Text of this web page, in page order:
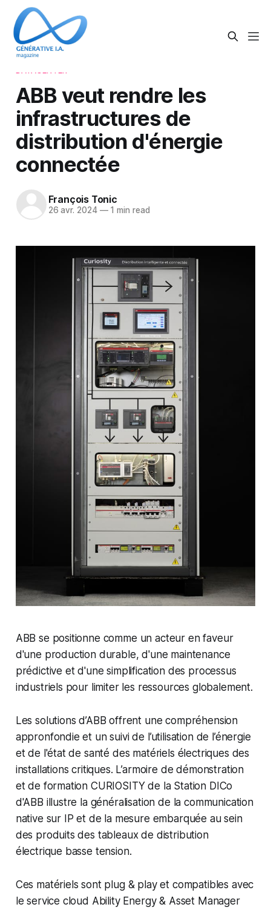
ABB veut rendre les
infrastructures de
distribution d'énergie
connectée
François Tonic
26 avr. 2024 —1 min read
ABB se positionne comme un acteur en faveur
d'une production durable, d'une maintenance
prédictive et d'une simplification des processus
industriels pour limiter les ressources globalement.
Les solutions d’ABB offrent une compréhension
appronfondie et un suivi de l’utilisation de l’énergie
et de l'état de santé des matériels électriques des
installations critiques. L’armoire de démonstration
et de formation CURIOSITY de la Station DICo
d'ABB illustre la généralisation de la communication
native sur IP et de la mesure embarquée au sein
des produits des tableaux de distribution
électrique basse tension.
Ces matériels sont plug & play et compatibles avec
le service cloud Ability Energy & Asset Manager